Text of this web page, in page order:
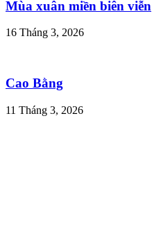
Mùa xuân miền biên viễn
16 Tháng 3, 2026
Cao Bằng
11 Tháng 3, 2026